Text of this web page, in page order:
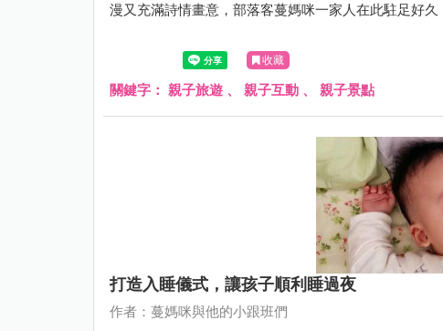
漫又充滿詩情畫意，部落客蔓媽咪一家人在此駐足好久
收藏
關鍵字： 親子旅遊 、 親子互動 、 親子景點
打造入睡儀式，讓孩子順利睡過夜
作者：蔓媽咪與他的小跟班們